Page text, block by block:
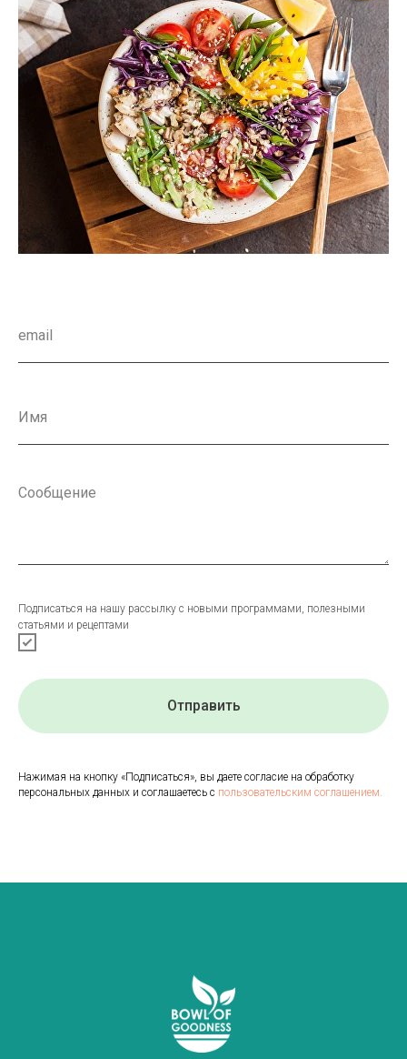
Подписаться на нашу рассылку с новыми программами, полезными
статьями и рецептами
Отправить
Нажимая на кнопку «Подписаться», вы даете согласие на обработку
персональных данных и соглашаетесь с пользовательским соглашением.